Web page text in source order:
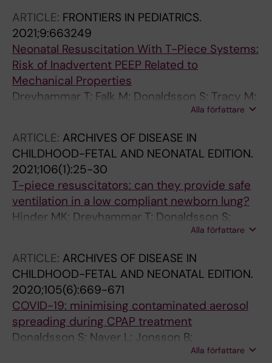
Thorkelsson T; Soderstrom L; Chijenas V;
Jonsson B
ARTICLE: FRONTIERS IN PEDIATRICS.
2021;9:663249
Neonatal Resuscitation With T-Piece Systems:
Risk of Inadvertent PEEP Related to
Mechanical Properties
Drevhammar T; Falk M; Donaldsson S; Tracy M;
Alla författare
ARTICLE: ARCHIVES OF DISEASE IN
CHILDHOOD-FETAL AND NEONATAL EDITION.
2021;106(1):25-30
T-piece resuscitators: can they provide safe
ventilation in a low compliant newborn lung?
Hinder MK; Drevhammar T; Donaldsson S;
Alla författare
ARTICLE: ARCHIVES OF DISEASE IN
CHILDHOOD-FETAL AND NEONATAL EDITION.
2020;105(6):669-671
COVID-19: minimising contaminated aerosol
spreading during CPAP treatment
Donaldsson S; Naver L; Jonsson B;
Alla författare